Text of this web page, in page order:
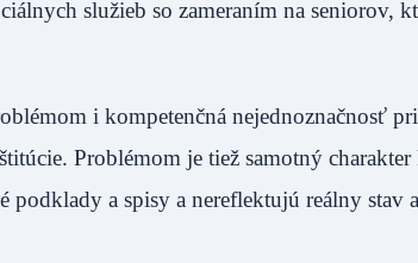
služieb so zameraním na seniorov,
i kompetenčná nejednoznačnosť
Problémom je tiež samotný
podklady a spisy a nereflektujú reálny stav